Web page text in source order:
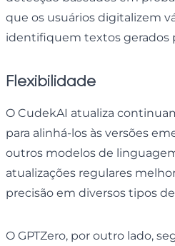
que os usuários digitalizem
identifiquem textos gerados
Flexibilidade
O CudekAI atualiza
para alinhá-los às versões
outros modelos de
atualizações regulares
precisão em diversos tipos
O GPTZero, por outro lado,